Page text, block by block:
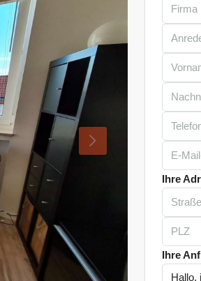
Ihre
Ihre